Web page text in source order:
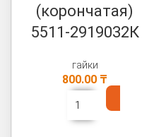
(корончатая)
5511-2919032К
гайки
800.00 ₸